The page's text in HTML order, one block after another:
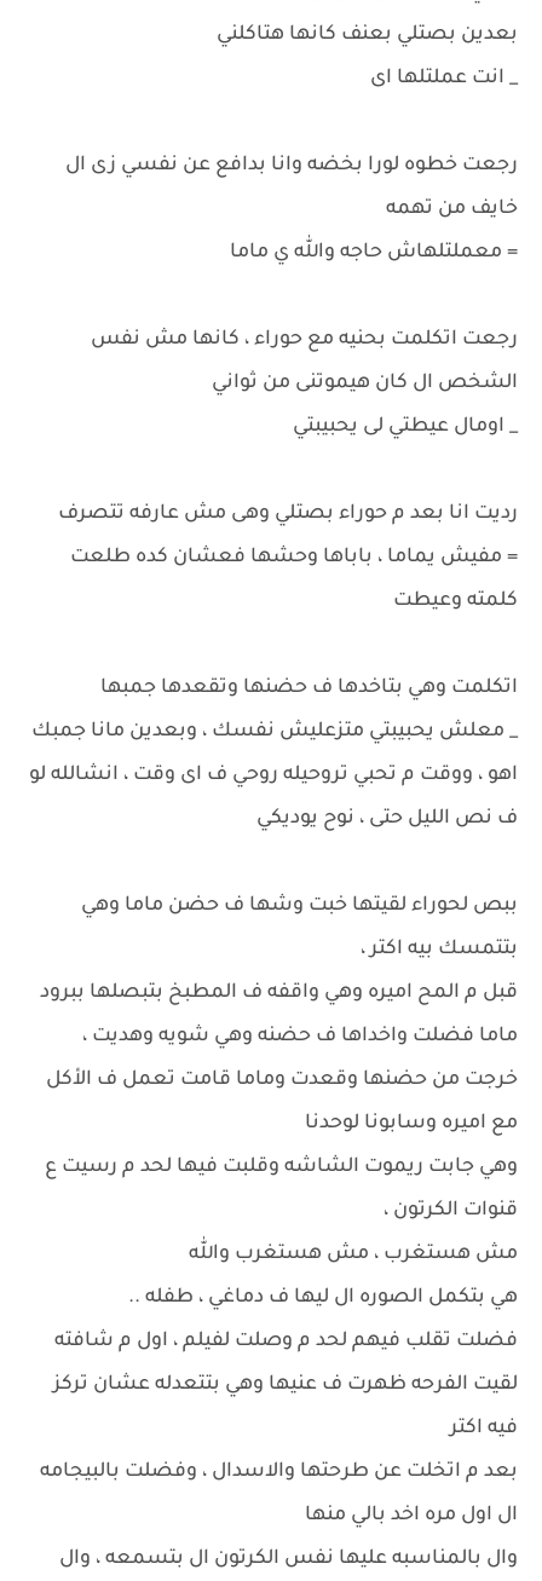
بعدين بصتلي بعنف كانها هتاكلني
_ انت عملتلها اى
رجعت خطوه لورا بخضه وانا بدافع عن نفسي زى ال
خايف من تهمه
= معملتلهاش حاجه والله ي ماما
رجعت اتكلمت بحنيه مع حوراء ، كانها مش نفس
الشخص ال كان هيموتنى من ثواني
_ اومال عيطتي لى يحبيبتي
رديت انا بعد م حوراء بصتلي وهى مش عارفه تتصرف
= مفيش يماما ، باباها وحشها فعشان كده طلعت
كلمته وعيطت
اتكلمت وهي بتاخدها ف حضنها وتقعدها جمبها
_ معلش يحبيبتي متزعليش نفسك ، وبعدين مانا جمبك
اهو ، ووقت م تحبي تروحيله روحي ف اى وقت ، انشالله لو
ف نص الليل حتى ، نوح يوديكي
ببص لحوراء لقيتها خبت وشها ف حضن ماما وهي
بتتمسك بيه اكتر ،
قبل م المح اميره وهي واقفه ف المطبخ بتبصلها ببرود
ماما فضلت واخداها ف حضنه وهي شويه وهديت ،
خرجت من حضنها وقعدت وماما قامت تعمل ف الأكل
مع اميره وسابونا لوحدنا
وهي جابت ريموت الشاشه وقلبت فيها لحد م رسيت ع
قنوات الكرتون ،
مش هستغرب ، مش هستغرب والله
هي بتكمل الصوره ال ليها ف دماغي ، طفله ..
فضلت تقلب فيهم لحد م وصلت لفيلم ، اول م شافته
لقيت الفرحه ظهرت ف عنيها وهي بتتعدله عشان تركز
فيه اكتر
بعد م اتخلت عن طرحتها والاسدال ، وفضلت بالبيجامه
ال اول مره اخد بالي منها
وال بالمناسبه عليها نفس الكرتون ال بتسمعه ، وال